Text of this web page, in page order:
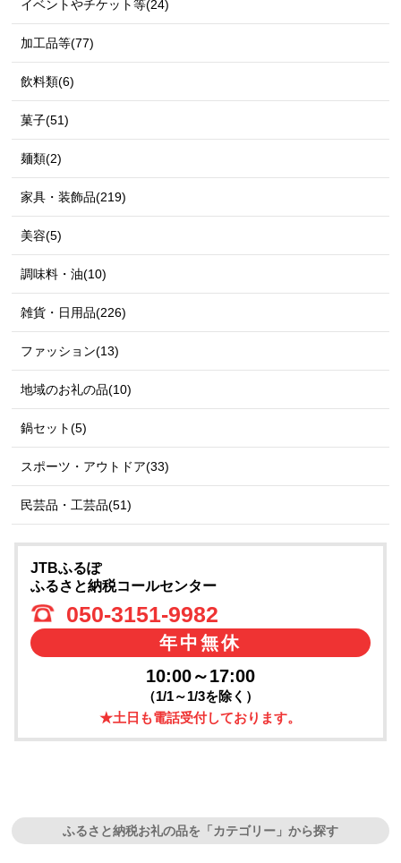
イベントやチケット等(24)
加工品等(77)
飲料類(6)
菓子(51)
麺類(2)
家具・装飾品(219)
美容(5)
調味料・油(10)
雑貨・日用品(226)
ファッション(13)
地域のお礼の品(10)
鍋セット(5)
スポーツ・アウトドア(33)
民芸品・工芸品(51)
JTBふるぽ
ふるさと納税コールセンター
050-3151-9982
年中無休
10:00～17:00
（1/1～1/3を除く）
★土日も電話受付しております。
ふるさと納税お礼の品を「カテゴリー」から探す